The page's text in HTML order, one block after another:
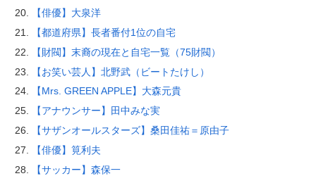
【俳優】大泉洋
【都道府県】長者番付1位の自宅
【財閥】末裔の現在と自宅一覧（75財閥）
【お笑い芸人】北野武（ビートたけし）
【Mrs. GREEN APPLE】大森元貴
【アナウンサー】田中みな実
【サザンオールスターズ】桑田佳祐＝原由子
【俳優】筧利夫
【サッカー】森保一